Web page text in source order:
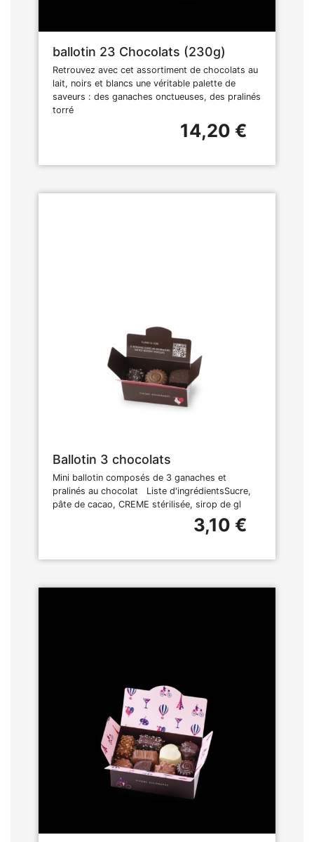
ballotin 23 Chocolats (230g)
Retrouvez avec cet assortiment de chocolats au
lait, noirs et blancs une véritable palette de
saveurs : des ganaches onctueuses, des pralinés
torré
14,20 €
Ballotin 3 chocolats
Mini ballotin composés de 3 ganaches et
pralinés au chocolat Liste d'ingrédientsSucre,
pâte de cacao, CREME stérilisée, sirop de gl
3,10 €